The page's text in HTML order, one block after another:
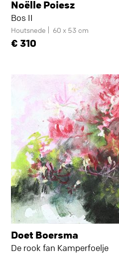
Noëlle Poiesz
Bos II
Houtsnede 60 x 53 cm
310
Doet Boersma
De rook fan Kamperfoelje